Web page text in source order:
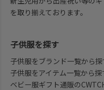
を取り揃えております。
子供服を探す
子供服をブランド一覧から探
子供服をアイテム一覧から探
ベビー服ギフト通販の